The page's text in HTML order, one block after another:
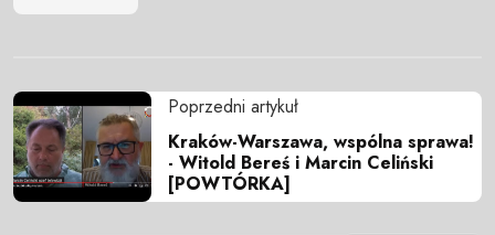
Poprzedni artykuł
Kraków-Warszawa, wspólna sprawa!
- Witold Bereś i Marcin Celiński
[POWTÓRKA]